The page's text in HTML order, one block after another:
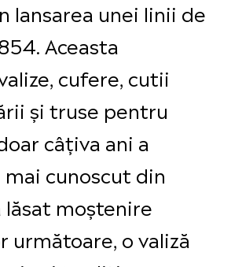
lansarea unei linii de
Aceasta
cufere, cutii
și truse pentru
câțiva ani a
cunoscut din
lăsat moștenire
următoare, o valiză